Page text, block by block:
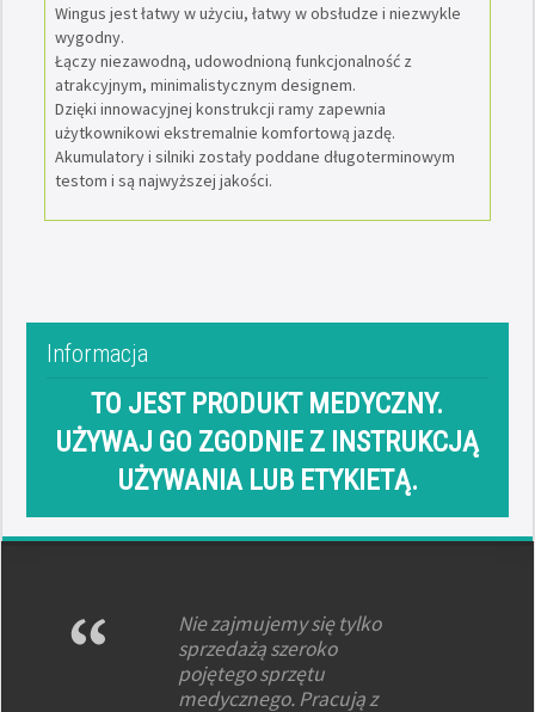
Wingus jest łatwy w użyciu, łatwy w obsłudze i niezwykle
wygodny.
Łączy niezawodną, udowodnioną funkcjonalność z
atrakcyjnym, minimalistycznym designem.
Dzięki innowacyjnej konstrukcji ramy zapewnia
użytkownikowi ekstremalnie komfortową jazdę.
Akumulatory i silniki zostały poddane długoterminowym
testom i są najwyższej jakości.
Informacja
TO JEST PRODUKT MEDYCZNY.
UŻYWAJ GO ZGODNIE Z INSTRUKCJĄ
UŻYWANIA LUB ETYKIETĄ.
Nie zajmujemy się tylko
sprzedażą szeroko
pojętego sprzętu
medycznego. Pracują z